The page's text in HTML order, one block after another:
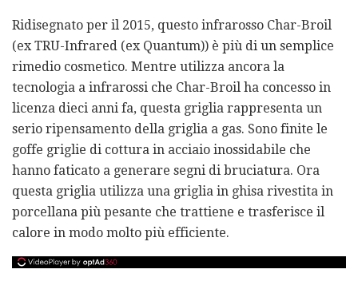
Ridisegnato per il 2015, questo infrarosso Char-Broil
(ex TRU-Infrared (ex Quantum)) è più di un semplice
rimedio cosmetico. Mentre utilizza ancora la
tecnologia a infrarossi che Char-Broil ha concesso in
licenza dieci anni fa, questa griglia rappresenta un
serio ripensamento della griglia a gas. Sono finite le
goffe griglie di cottura in acciaio inossidabile che
hanno faticato a generare segni di bruciatura. Ora
questa griglia utilizza una griglia in ghisa rivestita in
porcellana più pesante che trattiene e trasferisce il
calore in modo molto più efficiente.